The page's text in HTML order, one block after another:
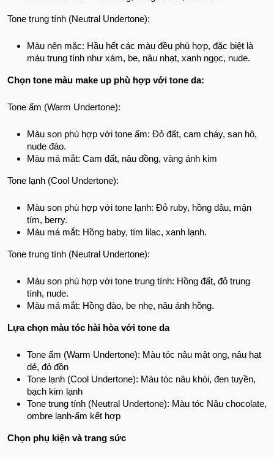
Tone trung tính (Neutral Undertone):
Màu nên mặc: Hầu hết các màu đều phù hợp, đặc biệt là
màu trung tính như xám, be, nâu nhạt, xanh ngọc, nude.
Chọn tone màu make up phù hợp với tone da:
Tone ấm (Warm Undertone):
Màu son phù hợp với tone ấm: Đỏ đất, cam cháy, san hô,
nude đào.
Màu má mắt: Cam đất, nâu đồng, vàng ánh kim
Tone lạnh (Cool Undertone):
Màu son phù hợp với tone lạnh: Đỏ ruby, hồng dâu, mận
tím, berry.
Màu má mắt: Hồng baby, tím lilac, xanh lạnh.
Tone trung tính (Neutral Undertone):
Màu son phù hợp với tone trung tính: Hồng đất, đỏ trung
tính, nude.
Màu má mắt: Hồng đào, be nhẹ, nâu ánh hồng.
Lựa chọn màu tóc hài hòa với tone da
Tone ấm (Warm Undertone): Màu tóc nâu mật ong, nâu hạt
dẻ, đỏ đồn
Tone lạnh (Cool Undertone): Màu tóc nâu khói, đen tuyền,
bạch kim lạnh
Tone trung tính (Neutral Undertone): Màu tóc Nâu chocolate,
ombre lạnh-ấm kết hợp
Chọn phụ kiện và trang sức